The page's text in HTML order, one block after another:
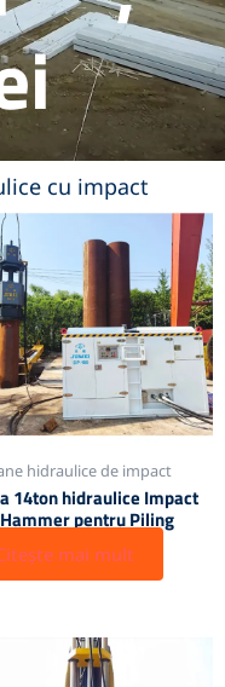
cu impact
hidraulice de impact
14ton hidraulice Impact
pentru Piling
mai mult